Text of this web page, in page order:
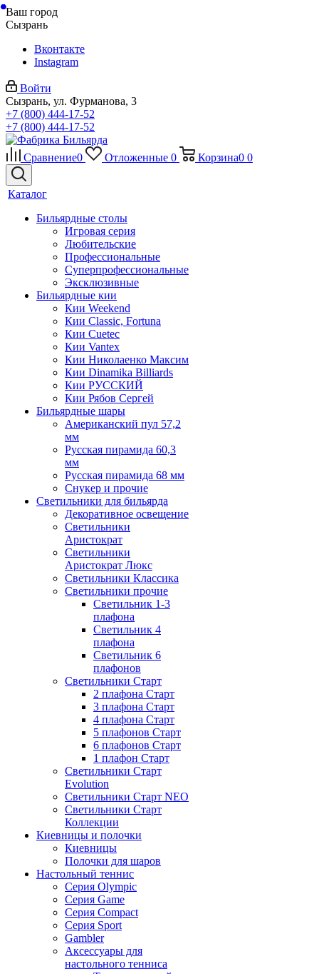
Ваш город
Сызрань
Вконтакте
Instagram
Войти
Сызрань, ул. Фурманова, 3
+7 (800) 444-17-52
+7 (800) 444-17-52
Сравнение0 Отложенные 0 Корзина0 0
Каталог
Бильярдные столы
Игровая серия
Любительские
Профессиональные
Суперпрофессиональные
Эксклюзивные
Бильярдные кии
Кии Weekend
Кии Classic, Fortuna
Кии Cuetec
Кии Vantex
Кии Николаенко Максим
Кии Dinamika Billiards
Кии РУССКИЙ
Кии Рябов Сергей
Бильярдные шары
Американский пул 57,2
мм
Русская пирамида 60,3
мм
Русская пирамида 68 мм
Снукер и прочие
Светильники для бильярда
Декоративное освещение
Светильники
Аристократ
Светильники
Аристократ Люкс
Светильники Классика
Светильники прочие
Светильник 1-3
плафона
Светильник 4
плафона
Светильник 6
плафонов
Светильники Старт
2 плафона Старт
3 плафона Старт
4 плафона Старт
5 плафонов Старт
6 плафонов Старт
1 плафон Старт
Светильники Старт
Evolution
Светильники Старт NEO
Светильники Старт
Коллекции
Киевницы и полочки
Киевницы
Полочки для шаров
Настольный теннис
Серия Olympic
Серия Game
Серия Compact
Серия Sport
Gambler
Аксессуары для
настольного тенниса